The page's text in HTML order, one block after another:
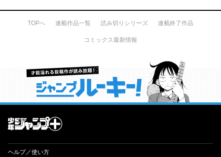
TOPへ 連載作品一覧 読み切りシリーズ 連載終了作品
コミックス最新情報
才能溢れる投稿作が読み放題！ ジャンプルーキー！
ヘルプ／使い方